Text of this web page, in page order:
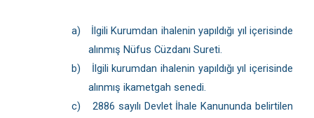
a)
İlgili Kurumdan ihalenin yapıldığı yıl içerisinde
alınmış Nüfus Cüzdanı Sureti.
b)
İlgili kurumdan ihalenin yapıldığı yıl içerisinde
alınmış ikametgah senedi.
c)
2886 sayılı Devlet İhale Kanununda belirtilen